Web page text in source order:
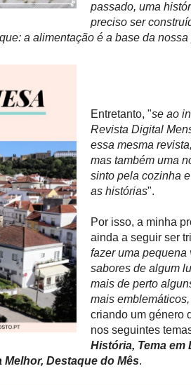
passado, uma
preciso ser
a alimentação é a base da
Entretanto, "se ao
Revista Digital
essa mesma
mas também uma
sinto pela cozinha
as histórias".
Por isso, a minha
ainda a seguir ser
fazer uma
sabores de algum
mais de perto
mais
criando um género
nos seguintes
História, Tema em
Destaque do Mês.